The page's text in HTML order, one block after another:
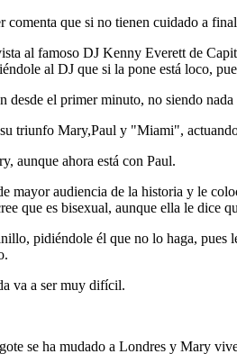
comenta que si no tienen cuidado a
al famoso DJ Kenny Everett de
al DJ que si la pone está loco,
desde el primer minuto, no siendo
triunfo Mary,Paul y "Miami",
aunque ahora está con Paul.
mayor audiencia de la historia y le
que es bisexual, aunque ella le dice
pidiéndole él que no lo haga,
va a ser muy difícil.
se ha mudado a Londres y Mary